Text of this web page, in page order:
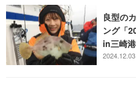
良型の
ング「
in三崎
2024.12.03